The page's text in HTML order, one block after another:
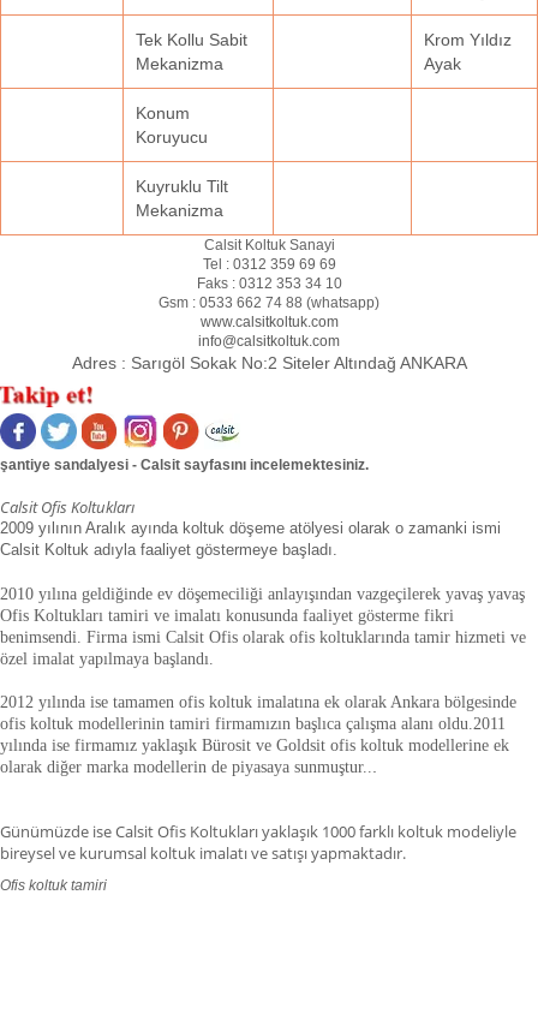
Tek Kollu Sabit
Mekanizma
Krom Yıldız
Ayak
Konum
Koruyucu
Kuyruklu Tilt
Mekanizma
Calsit Koltuk Sanayi
Tel : 0312 359 69 69
Faks : 0312 353 34 10
Gsm : 0533 662 74 88 (whatsapp)
www.calsitkoltuk.com
info@calsitkoltuk.com
Adres : Sarıgöl Sokak No:2 Siteler Altındağ ANKARA
şantiye sandalyesi - Calsit sayfasını incelemektesiniz.
Calsit Ofis Koltukları
2009 yılının Aralık ayında koltuk döşeme atölyesi olarak o zamanki ismi
Calsit Koltuk adıyla faaliyet göstermeye başladı.
2010 yılına geldiğinde ev döşemeciliği anlayışından vazgeçilerek yavaş yavaş
Ofis Koltukları tamiri ve imalatı konusunda faaliyet gösterme fikri
benimsendi. Firma ismi Calsit Ofis olarak ofis koltuklarında tamir hizmeti ve
özel imalat yapılmaya başlandı.
2012 yılında ise tamamen ofis koltuk imalatına ek olarak Ankara bölgesinde
ofis koltuk modellerinin tamiri firmamızın başlıca çalışma alanı oldu.2011
yılında ise firmamız yaklaşık Bürosit ve Goldsit ofis koltuk modellerine ek
olarak diğer marka modellerin de piyasaya sunmuştur...
Günümüzde ise Calsit Ofis Koltukları yaklaşık 1000 farklı koltuk modeliyle
bireysel ve kurumsal koltuk imalatı ve satışı yapmaktadır.
Ofis koltuk tamiri